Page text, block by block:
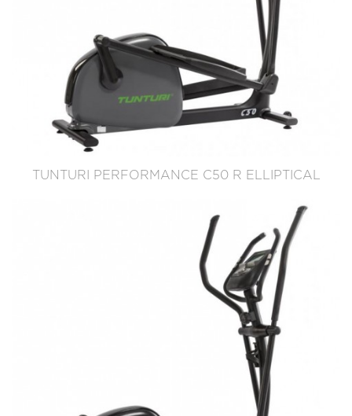
TUNTURI PERFORMANCE C50 R ELLIPTICAL